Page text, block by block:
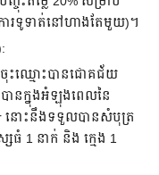
ការ​ទូទាត់​នៅ​ហាង​តែមួយ)។
ចុះឈ្មោះ​បាន​ជោគជ័យ
ាន​ក្នុង​អំឡុង​ពេល​នៃ​
នោះនឹង​ទទួល​បាន​សំបុត្រ​
ធំ 1 នាក់ និង ក្មេង 1